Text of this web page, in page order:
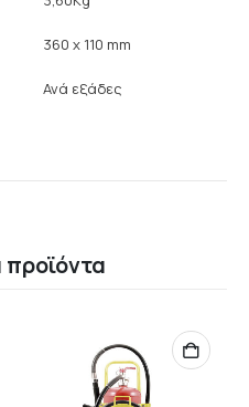
360 x 110 mm
Ανά εξάδες